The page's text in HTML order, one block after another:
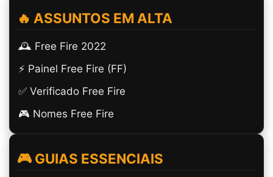
🔥 ASSUNTOS EM ALTA
🕰️ Free Fire 2022
⚡ Painel Free Fire (FF)
✅ Verificado Free Fire
🎮 Nomes Free Fire
🎮 GUIAS ESSENCIAIS